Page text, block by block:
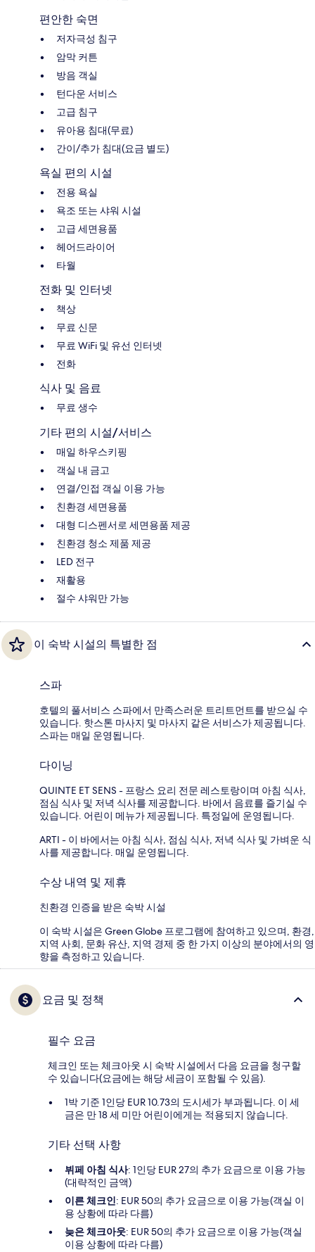
편안한 숙면
저자극성 침구
암막 커튼
방음 객실
턴다운 서비스
고급 침구
유아용 침대(무료)
간이/추가 침대(요금 별도)
욕실 편의 시설
전용 욕실
욕조 또는 샤워 시설
고급 세면용품
헤어드라이어
타월
전화 및 인터넷
책상
무료 신문
무료 WiFi 및 유선 인터넷
전화
식사 및 음료
무료 생수
기타 편의 시설/서비스
매일 하우스키핑
객실 내 금고
연결/인접 객실 이용 가능
친환경 세면용품
대형 디스펜서로 세면용품 제공
친환경 청소 제품 제공
LED 전구
재활용
절수 샤워만 가능
이 숙박 시설의 특별한 점
스파
호텔의 풀서비스 스파에서 만족스러운 트리트먼트를 받으실 수
있습니다. 핫스톤 마사지 및 마사지 같은 서비스가 제공됩니다.
스파는 매일 운영됩니다.
다이닝
QUINTE ET SENS - 프랑스 요리 전문 레스토랑이며 아침 식사,
점심 식사 및 저녁 식사를 제공합니다. 바에서 음료를 즐기실 수
있습니다. 어린이 메뉴가 제공됩니다. 특정일에 운영됩니다.
ARTI - 이 바에서는 아침 식사, 점심 식사, 저녁 식사 및 가벼운 식
사를 제공합니다. 매일 운영됩니다.
수상 내역 및 제휴
친환경 인증을 받은 숙박 시설
이 숙박 시설은 Green Globe 프로그램에 참여하고 있으며, 환경,
지역 사회, 문화 유산, 지역 경제 중 한 가지 이상의 분야에서의 영
향을 측정하고 있습니다.
요금 및 정책
필수 요금
체크인 또는 체크아웃 시 숙박 시설에서 다음 요금을 청구할
수 있습니다(요금에는 해당 세금이 포함될 수 있음).
1박 기준 1인당 EUR 10.73의 도시세가 부과됩니다. 이 세
금은 만 18 세 미만 어린이에게는 적용되지 않습니다.
기타 선택 사항
뷔페 아침 식사: 1인당 EUR 27의 추가 요금으로 이용 가능
(대략적인 금액)
이른 체크인: EUR 50의 추가 요금으로 이용 가능(객실 이
용 상황에 따라 다름)
늦은 체크아웃: EUR 50의 추가 요금으로 이용 가능(객실
이용 상황에 따라 다름)